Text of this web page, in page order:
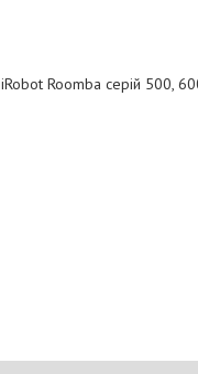
iRobot Roomba серій 500,